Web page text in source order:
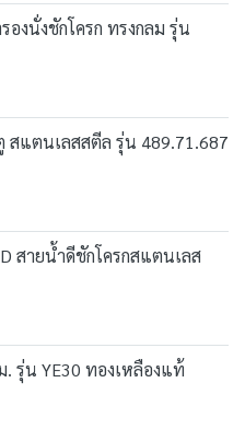
องนั่งชักโครก ทรงกลม รุ่น
สแตนเลสสตีล รุ่น 489.71.687
สายน้ำดีชักโครกสแตนเลส
รุ่น YE30 ทองเหลืองแท้